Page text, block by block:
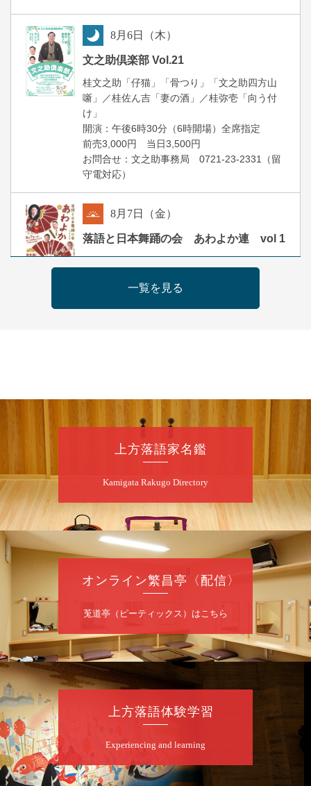
8月6日（木）
文之助倶楽部 Vol.21
桂文之助「仔猫」「骨つり」「文之助四方山
噺」／桂佐ん吉「妻の酒」／桂弥壱「向う付
け」
開演：午後6時30分（6時開場）全席指定
前売3,000円 当日3,500円
お問合せ：文之助事務局 0721-23-2331（留
守電対応）
8月 7日（金）
落語と日本舞踊の会 あわよか連 vol 1
開演：午前10時（9時30分開場）
前売2,500円 当日3,000円
桂二豆／露の瑞／桂きん太郎／いわみせいじ
（似顔絵）／笑福亭笑利／桂文太～仲入～露
★菟道亭 配信あり
8月7日（金）
噺家が落語と芝居をしてみる会
桂米之助／桂団治郎／桂弥太郎／桂米舞／是
開演：午後6時30分（6時開場）全席指定
お問合せ：米朝事務所 06-6365-8281（平日
10時～18時）
★菟道亭配信あり
入はこちらをクリック
8月8日（土）
第2回 智之介・力造 二人会
一覧を見る
上方落語家名鑑
Kamigata Rakugo Directory
オンライン繁昌亭〈配信〉
莵道亭（ピーティックス）はこちら
上方落語体験学習
Experiencing and learning